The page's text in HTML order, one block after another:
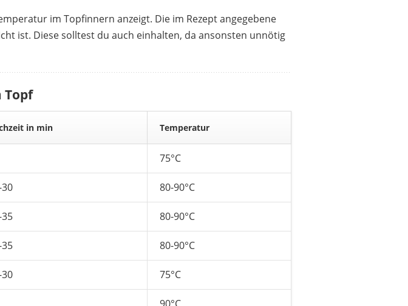
im Topfinnern anzeigt. Die im Rezept angegebene
ist. Diese solltest du auch einhalten, da ansonsten unnötig
Topf
in min Temperatur
75°C
80-90°C
80-90°C
80-90°C
75°C